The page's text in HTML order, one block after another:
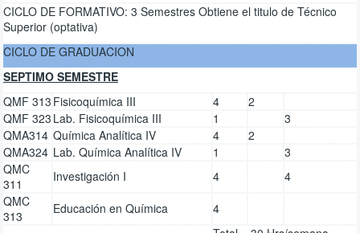
CICLO DE FORMATIVO: 3 Semestres Obtiene el titulo de Técnico
Superior (optativa)
CICLO DE GRADUACION
SEPTIMO SEMESTRE
QMF 313 Fisicoquímica III 4
2
QMF 323 Lab. Fisicoquímica III 1
3
QMA314 Química Analítica IV 4
2
QMA324 Lab. Química Analítica IV 1
3
QMC
311
Investigación I 4
4
QMC
313
Educación en Química
4